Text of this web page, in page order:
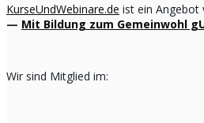
KurseUndWebinare.de ist ein Angebot
— Mit Bildung zum Gemeinwohl
Wir sind Mitglied im: